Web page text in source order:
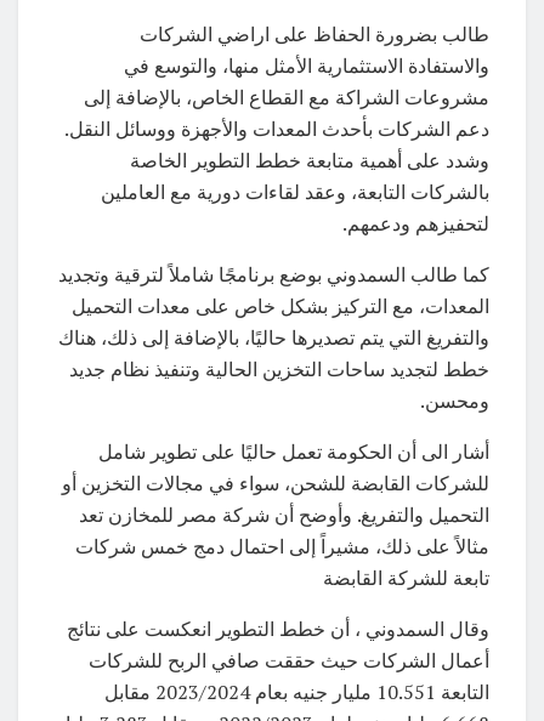
طالب بضرورة الحفاظ على اراضي الشركات
والاستفادة الاستثمارية الأمثل منها، والتوسع في
مشروعات الشراكة مع القطاع الخاص، بالإضافة إلى
دعم الشركات بأحدث المعدات والأجهزة ووسائل النقل.
وشدد على أهمية متابعة خطط التطوير الخاصة
بالشركات التابعة، وعقد لقاءات دورية مع العاملين
لتحفيزهم ودعمهم.
كما طالب السمدوني بوضع برنامجًا شاملاً لترقية وتجديد
المعدات، مع التركيز بشكل خاص على معدات التحميل
والتفريغ التي يتم تصديرها حاليًا، بالإضافة إلى ذلك، هناك
خطط لتجديد ساحات التخزين الحالية وتنفيذ نظام جديد
ومحسن.
أشار الى أن الحكومة تعمل حاليًا على تطوير شامل
للشركات القابضة للشحن، سواء في مجالات التخزين أو
التحميل والتفريغ. وأوضح أن شركة مصر للمخازن تعد
مثالاً على ذلك، مشيراً إلى احتمال دمج خمس شركات
تابعة للشركة القابضة
وقال السمدوني ، أن خطط التطوير انعكست على نتائج
أعمال الشركات حيث حققت صافي الربح للشركات
التابعة 10.551 مليار جنيه بعام 2023/2024 مقابل